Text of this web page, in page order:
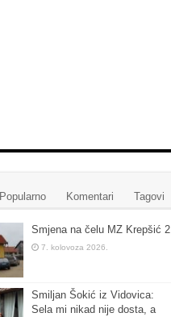
Popularno Komentari Tagovi
Smjena na čelu MZ Krepšić 2
7. kolovoza 2026.
Smiljan Šokić iz Vidovica:
Sela mi nikad nije dosta, a